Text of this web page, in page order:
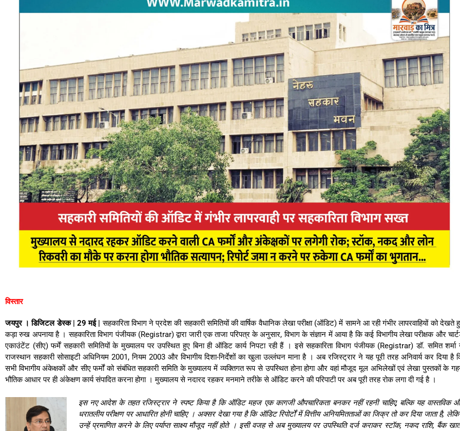
विस्तार
जयपुर । डिजिटल डेस्क | 29 मई | सहकारिता विभाग ने प्रदेश की सहकारी समितियों की वार्षिक वैधानिक लेखा परीक्षा (ऑडिट) में सामने आ रही गंभीर लापरवाहियों को देखते
कड़ा रुख अपनाया है । सहकारिता विभाग पंजीयक (Registrar)द्वारा जारी एक ताजा परिपत्र के अनुसार, विभाग के संज्ञान में आया है कि कई विभागीय लेखा परीक्षक और
एकाउंटेंट (सीए) फर्में सहकारी समितियों के मुख्यालय पर उपस्थित हुए बिना ही ऑडिट कार्य निपटा रही हैं ।इसेसहकारिता विभाग पंजीयक (Registrar) डॉ.समित शर्मा
राजस्थान सहकारी सोसाइटी अधिनियम 2001, नियम 2003 और विभागीय दिशा-निर्देशों का खुला उल्लंघन माना है । अब रजिस्ट्रार ने यह पूरी तरह अनिवार्य कर दिया है
सभी विभागीय अंकेक्षकों और सीए फर्मों को संबंधित सहकारी समिति के मुख्यालय में व्यक्तिगत रूप से उपस्थित होना होगा और वहां मौजूद मूल अभिलेखों एवं लेखा पुस्तकों के
भौतिक आधार पर ही अंकेक्षण कार्य संपादित करना होगा ।मुख्यालय से नदारद रहकर मनमाने तरीके से ऑडिट करने की परिपाटी पर अब पूरी तरह रोक लगा दी गई है ।
इस नए आदेश के तहत रजिस्ट्रार ने स्पष्ट किया है कि ऑडिट महज एक कागजी औपचारिकता बनकर नहीं रहनी चाहिए, बल्कि यह वास्तविक
धरातलीय परीक्षण पर आधारित होनी चाहिए । अक्सर देखा गया है कि ऑडिट रिपोर्टों में वित्तीय अनियमितताओं का जिक्र तो कर दिया जाता है,
उन्हें प्रमाणित करने के लिए पर्याप्त साक्ष्य मौजूद नहीं होते । इसी वजह से अब मुख्यालय पर उपस्थिति दर्ज कराकर स्टॉक, नकद राशि, बैंक